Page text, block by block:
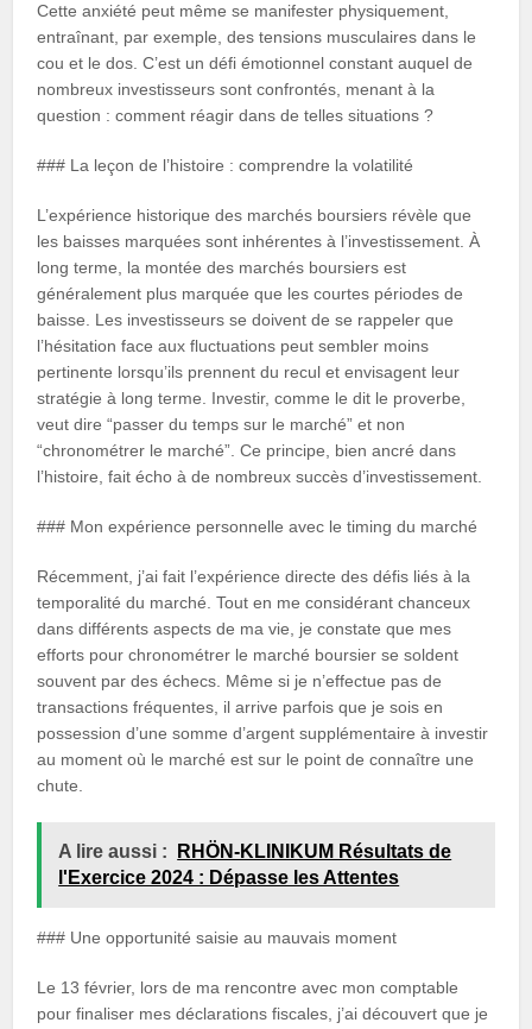
Cette anxiété peut même se manifester physiquement,
entraînant, par exemple, des tensions musculaires dans le
cou et le dos. C’est un défi émotionnel constant auquel de
nombreux investisseurs sont confrontés, menant à la
question : comment réagir dans de telles situations ?
### La leçon de l’histoire : comprendre la volatilité
L’expérience historique des marchés boursiers révèle que
les baisses marquées sont inhérentes à l’investissement. À
long terme, la montée des marchés boursiers est
généralement plus marquée que les courtes périodes de
baisse. Les investisseurs se doivent de se rappeler que
l’hésitation face aux fluctuations peut sembler moins
pertinente lorsqu’ils prennent du recul et envisagent leur
stratégie à long terme. Investir, comme le dit le proverbe,
veut dire “passer du temps sur le marché” et non
“chronométrer le marché”. Ce principe, bien ancré dans
l’histoire, fait écho à de nombreux succès d’investissement.
### Mon expérience personnelle avec le timing du marché
Récemment, j’ai fait l’expérience directe des défis liés à la
temporalité du marché. Tout en me considérant chanceux
dans différents aspects de ma vie, je constate que mes
efforts pour chronométrer le marché boursier se soldent
souvent par des échecs. Même si je n’effectue pas de
transactions fréquentes, il arrive parfois que je sois en
possession d’une somme d’argent supplémentaire à investir
au moment où le marché est sur le point de connaître une
chute.
A lire aussi :
RHÖN-KLINIKUM Résultats de
l'Exercice 2024 : Dépasse les Attentes
### Une opportunité saisie au mauvais moment
Le 13 février, lors de ma rencontre avec mon comptable
pour finaliser mes déclarations fiscales, j’ai découvert que je